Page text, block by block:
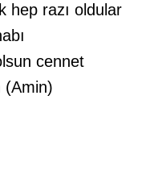
hep razı oldular
cennet
(Amin)